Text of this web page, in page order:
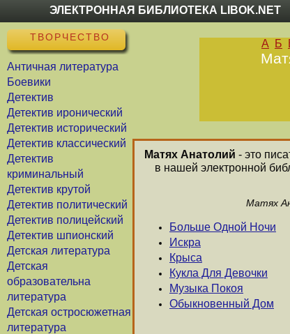
ЭЛЕКТРОННАЯ БИБЛИОТЕКА LIBOK.NET
ТВОРЧЕСТВО
Античная литература
Боевики
Детектив
Детектив иронический
Детектив исторический
Детектив классический
Детектив
криминальный
Детектив крутой
Детектив политический
Детектив полицейский
Детектив шпионский
Детская литература
Детская
образовательна
литература
Детская остросюжетная
литература
А Б
Матях Анатолий - это
в нашей электронной
Матях
Больше Одной Ночи
Искра
Крыса
Кукла Для Девочки
Музыка Покоя
Обыкновенный Дом